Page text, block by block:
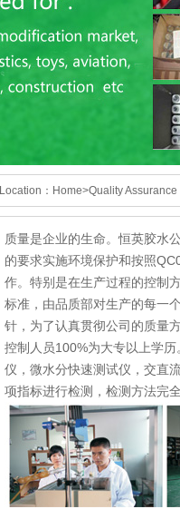
Location： Home>Quality Assurance
质量是企业的生命。恒英胶水
的要求实施环境保护和按照
作。特别是在生产过程的控制
标准，由品质部对生产的每一
针，为了认真贯彻公司的质量
控制人员100%为大专以上学
仪，微水分快速测试仪，交直
项指标进行检测，检测方法完